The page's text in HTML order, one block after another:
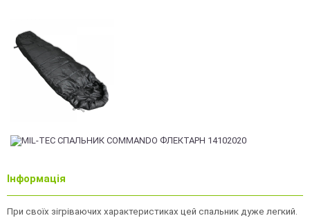
Інформація
При своїх зігріваючих характеристиках цей спальник дуже легкий.